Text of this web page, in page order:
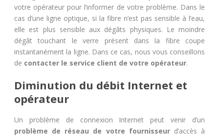
votre opérateur pour l’informer de votre problème. Dans le
cas d’une ligne optique, si la fibre n’est pas sensible à l’eau,
elle est plus sensible aux dégâts physiques. Le moindre
dégât touchant le verre présent dans la fibre coupe
instantanément la ligne. Dans ce cas, nous vous conseillons
de contacter le service client de votre opérateur.
Diminution du débit Internet et
opérateur
Un problème de connexion Internet peut venir d’un
problème de réseau de votre fournisseurd’accès à